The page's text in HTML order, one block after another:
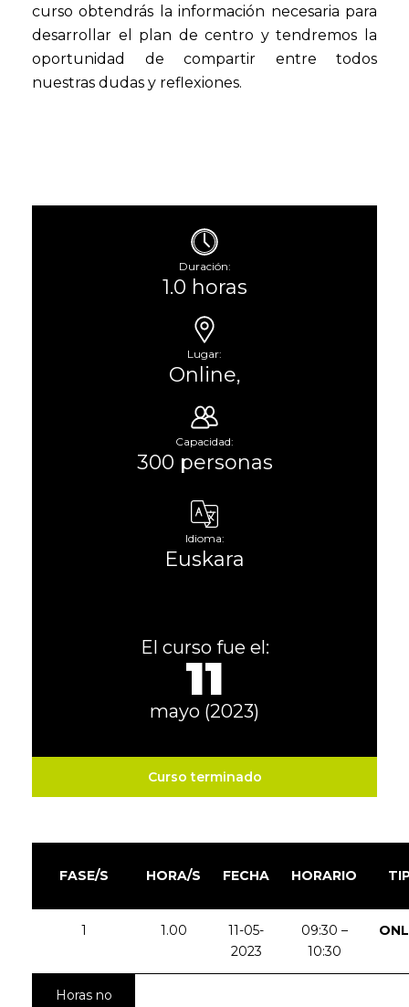
curso obtendrás la información necesaria para
desarrollar el plan de centro y tendremos la
oportunidad de compartir entre todos
nuestras dudas y reflexiones.
Duración:
1.0 horas
Lugar:
Online,
Capacidad:
300 personas
Idioma:
Euskara
El curso fue el:
11
mayo (2023)
Curso terminado
FASE/S HORA/S FECHA HORARIO
1 1.00
11-05-
2023
09:30 –
10:30
Horas no